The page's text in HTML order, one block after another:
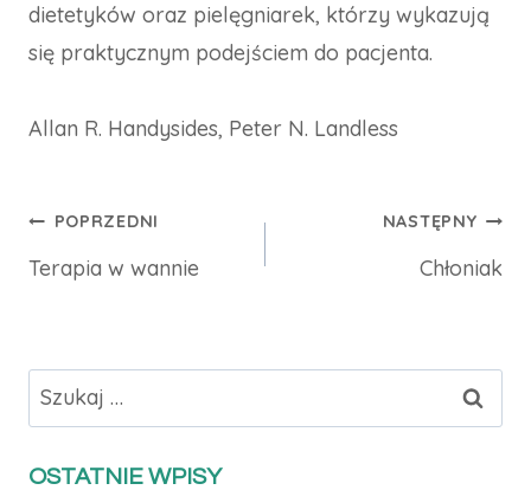
dietetyków oraz pielęgniarek, którzy wykazują
się praktycznym podejściem do pacjenta.
Allan R. Handysides, Peter N. Landless
Nawigacja
wpisu
POPRZEDNI
Terapia w wannie
NASTĘPNY
Chłoniak
Szukaj:
OSTATNIE WPISY